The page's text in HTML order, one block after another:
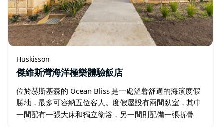
Huskisson
傑維斯灣海洋極樂體驗飯店
位於赫斯基森的 Ocean Bliss 是一處溫馨舒適的海濱度假
勝地，最多可容納五位客人。度假屋設有兩間臥室，其中
一間配有一張大床和獨立衛浴，另一間則配備一張折疊